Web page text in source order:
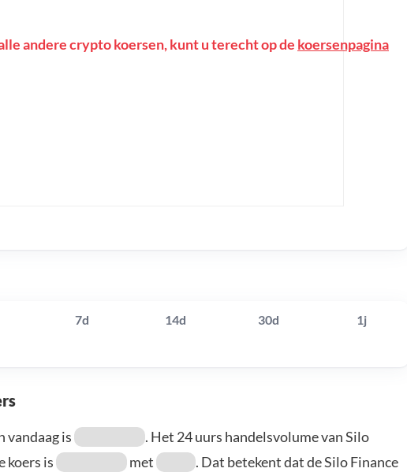
andere crypto koersen, kunt u terecht op de koersenpagina
7d 14d 30d 1j
vandaag is
. Het 24 uurs handelsvolume van Silo
koers is met
. Dat betekent dat de Silo Finance